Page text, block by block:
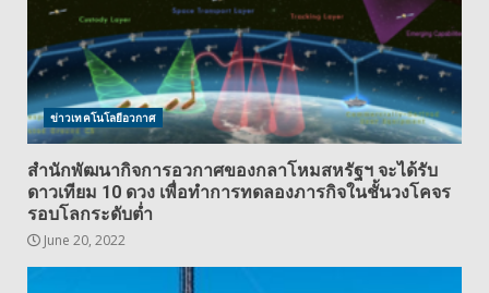
ข่าวเทคโนโลยีอวกาศ
สำนักพัฒนากิจการอวกาศของกลาโหมสหรัฐฯ จะได้รับ
ดาวเทียม 10 ดวง เพื่อทำการทดลองภารกิจในชั้นวงโคจร
รอบโลกระดับต่ำ
June 20, 2022